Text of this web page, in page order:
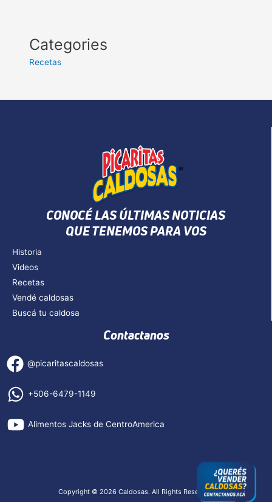
Categories
Recetas
CONOCÉ LAS ÚLTIMAS NOTICIAS
QUE TENEMOS PARA VOS
Historia
Videos
Recetas
Vendé caldosas
Buscá tu caldosa
Contactanos
@picaritascaldosas
+506-6479-1149
Alimentos Jacks de CentroAmerica
Copyright © 2026 Caldosas. All Rights Reserved.